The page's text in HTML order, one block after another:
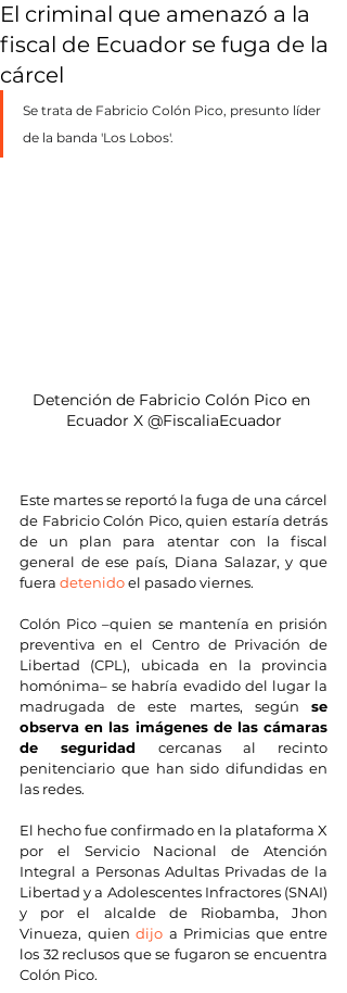
El criminal que amenazó a la
fiscal de Ecuador se fuga de la
cárcel
Se trata de Fabricio Colón Pico, presunto líder
de la banda 'Los Lobos'.
Detención de Fabricio Colón Pico en
Ecuador X @FiscaliaEcuador
Este martes se reportó la fuga de una cárcel
de Fabricio Colón Pico, quien estaría detrás
de un plan para atentar con la fiscal
general de ese país, Diana Salazar, y que
fuera detenido el pasado viernes.
Colón Pico –quien se mantenía en prisión
preventiva en el Centro de Privación de
Libertad (CPL), ubicada en la provincia
homónima– se habría evadido del lugar la
madrugada de este martes, según se
observa en las imágenes de las cámaras
de seguridad cercanas al recinto
penitenciario que han sido difundidas en
las redes.
El hecho fue confirmado en la plataforma X
por el Servicio Nacional de Atención
Integral a Personas Adultas Privadas de la
Libertad y a Adolescentes Infractores (SNAI)
y por el alcalde de Riobamba, Jhon
Vinueza, quien dijo a Primicias que entre
los 32 reclusos que se fugaron se encuentra
Colón Pico.